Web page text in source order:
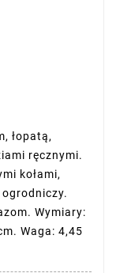
łopatą,
ręcznymi.
kołami,
Wymiary:
Waga: 4,45